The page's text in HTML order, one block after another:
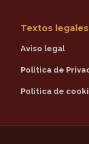
Textos legales
Aviso legal
Política de
Política de